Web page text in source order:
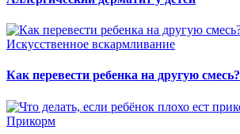
Искусственное вскармливание
Как перевести ребенка на другую смесь?
Прикорм